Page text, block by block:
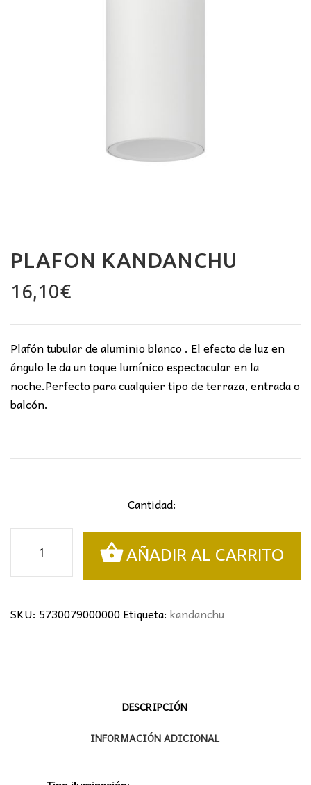
PLAFON KANDANCHU
16,10€
Plafón tubular de aluminio blanco . El efecto de luz en
ángulo le da un toque lumínico espectacular en la
noche.Perfecto para cualquier tipo de terraza, entrada o
balcón.
Cantidad:
KANDANCHU
cantidad
AÑADIR AL CARRITO
SKU: 5730079000000Etiqueta: kandanchu
DESCRIPCIÓN
INFORMACIÓN ADICIONAL